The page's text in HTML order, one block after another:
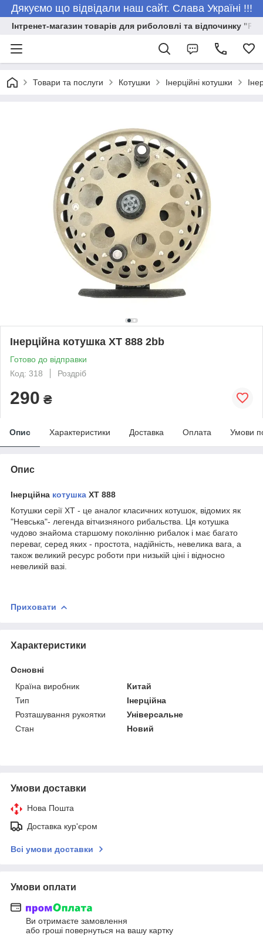
Дякуємо що відвідали наш сайт. Слава Україні !!!
Інтренет-магазин товарів для риболовлі та відпочинку
Товари та послуги Котушки Інерційні котушки
Інерційна котушка XT 888 2bb
Готово до відправки
Код: 318
Роздріб
290 ₴
Опис Характеристики Доставка Оплата Умови
Опис
Інерційна котушка XT 888
Котушки серії XT - це аналог класичних котушок, відомих як
"Невська"- легенда вітчизняного рибальства. Ця котушка
чудово знайома старшому поколінню рибалок і має багато
переваг, серед яких - простота, надійність, невелика вага, а
також великий ресурс роботи при низькій ціні і відносно
невеликій вазі.
Приховати
Характеристики
Основні
Країна виробник
Китай
Тип
Інерційна
Розташування рукоятки
Універсальне
Стан
Новий
Умови доставки
Нова Пошта
Доставка кур'єром
Всі умови доставки
Умови оплати
Ви отримаєте замовлення
або гроші повернуться на вашу картку